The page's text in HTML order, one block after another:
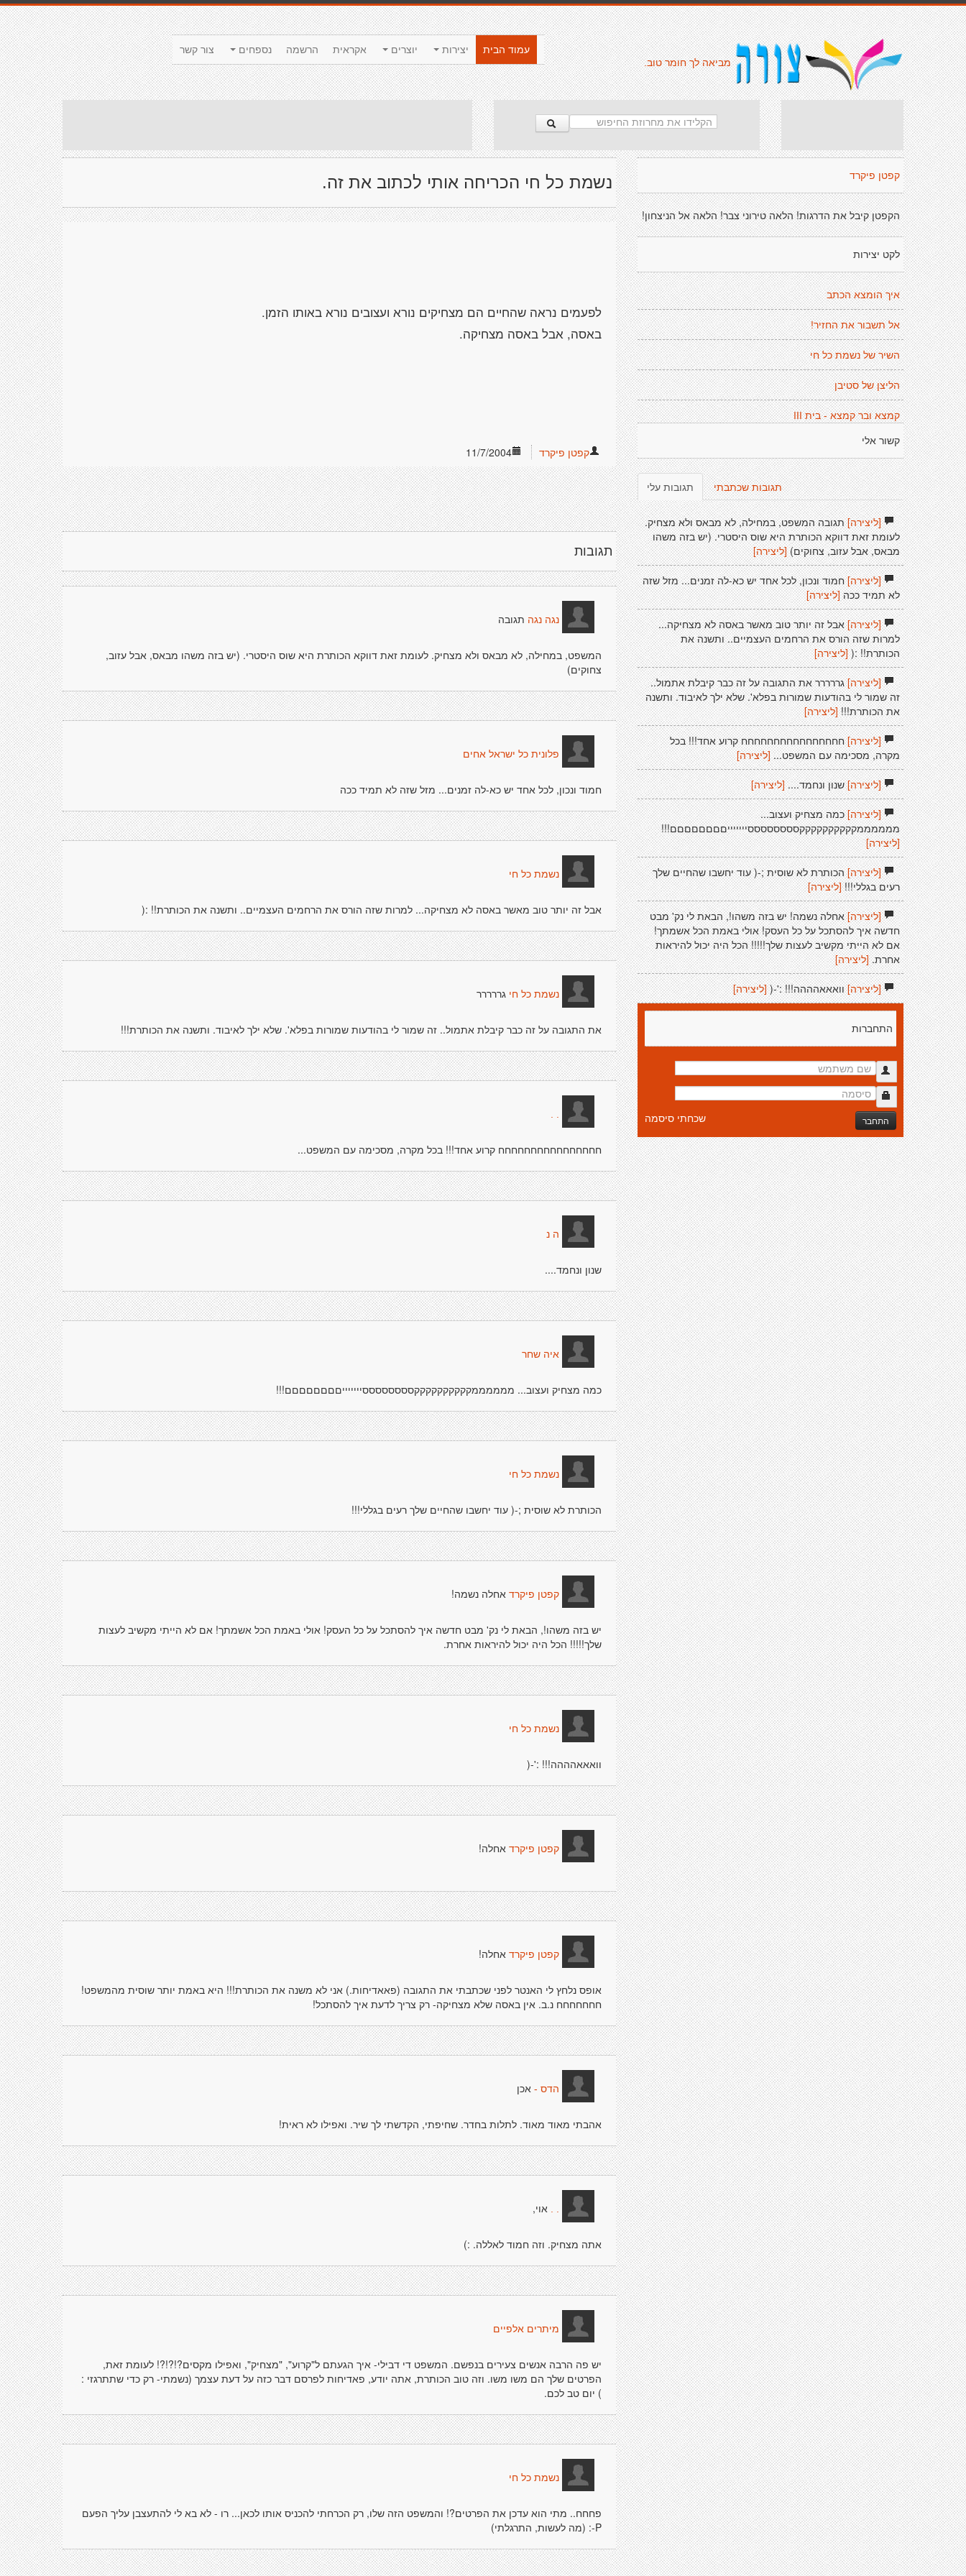
צור קשר נספחים הרשמה אקראית יוצרים יצירות
עמוד הבית
מביאה לך חומר טוב.
נשמת כל חי הכריחה אותי לכתוב את זה.
11/7/2004 קפטן פיקרד
תגובות
נגה נגה תגובה
המשפט, במחילה, לא מבאס ולא מצחיק. לעומת זאת דווקא הכותרת היא שוס היסטרי. (יש בזה משהו מבאס, אבל עזוב,
צחוקים)
פלונית כל ישראל אחים
חמוד ונכון, לכל אחד יש כא-לה זמנים... מזל שזה לא תמיד ככה
נשמת כל חי
אבל זה יותר טוב מאשר באסה לא מצחיקה... למרות שזה הורס את הרחמים העצמיים.. ותשנה את הכותרת!! :(
נשמת כל חי גררררר
את התגובה על זה כבר קיבלת אתמול.. זה שמור לי בהודעות שמורות בפלא'. שלא ילך לאיבוד. ותשנה את הכותרת!!!
חחחחחחחחחחחחחחחח קרוע אחד!!! בכל מקרה, מסכימה עם המשפט...
ה נ
שנון ונחמד....
איה שחר
כמה מצחיק ועצוב... ממממממקקקקקקקקקקססססססססיייייייםםםםםםםם!!!
נשמת כל חי
הכותרת לא שוסית ;-( עוד יחשבו שהחיים שלך רעים בגללי!!!
קפטן פיקרד אחלה נשמה!
יש בזה משהו!, הבאת לי נק' מבט חדשה איך להסתכל על כל העסק! אולי באמת הכל אשמתך! אם לא הייתי מקשיב לעצות
שלך!!!!! הכל היה יכול להיראות אחרת.
נשמת כל חי
וואאאהההה!!! :'-(
קפטן פיקרד אחלה!
קפטן פיקרד אחלה!
אופס נלחץ לי האנטר לפני שכתבתי את התגובה (פאאדיחות.) אני לא משנה את הכותרת!!! היא באמת יותר שוסית מהמשפט!
חחחחחחח נ.ב. אין באסה שלא מצחיקה- רק צריך לדעת איך להסתכל!
הדס - אכן
אהבתי מאוד מאוד. לתלות בחדר. שחיפתי, הקדשתי לך שיר. ואפילו לא ראית!
אוי,
אתה מצחיק. וזה חמוד לאללה. :)
מיתרים אלפיים
יש פה הרבה אנשים צעירים בנפשם. המשפט די דבילי- איך הגעתם ל"קרוע", "מצחיק", ואפילו מקסים?!?!?! לעומת זאת,
הפרטים שלך הם משו משו. וזה טוב הכותרת, אתה יודע, פאדיחות לפרסם דבר כזה על דעת עצמך (נשמתי- רק כדי שתתרגזי :
) יום טב לכם.
נשמת כל חי
פחחח.. מתי הוא עדכן את הפרטים?! והמשפט הזה שלו, רק הכרחתי להכניס אותו לכאן... רו - לא בא לי להתעצבן עליך הפעם
P-: (מה לעשות, התרגלתי)
קפטן פיקרד
הקפטן קיבל את הדרגות! הלאה טירוני צבר! הלאה אל הניצחון!
לקט יצירות
איך הומצא הכתב
אל תשבור את החזיר!
השיר של נשמת כל חי
הליצן של סטיבן
קמצא ובר קמצא - בית III
קשור אלי
תגובות עלי תגובות שכתבתי
[ליצירה]תגובה המשפט, במחילה, לא מבאס ולא מצחיק.
לעומת זאת דווקא הכותרת היא שוס היסטרי. (יש בזה משהו
מבאס, אבל עזוב, צחוקים) [ליצירה]
[ליצירה]חמוד ונכון, לכל אחד יש כא-לה זמנים... מזל שזה
לא תמיד ככה [ליצירה]
[ליצירה]אבל זה יותר טוב מאשר באסה לא מצחיקה...
למרות שזה הורס את הרחמים העצמיים.. ותשנה את
הכותרת!! :( [ליצירה]
[ליצירה]גררררר את התגובה על זה כבר קיבלת אתמול..
זה שמור לי בהודעות שמורות בפלא'. שלא ילך לאיבוד. ותשנה
את הכותרת!!! [ליצירה]
[ליצירה]חחחחחחחחחחחחחחחח קרוע אחד!!! בכל
מקרה, מסכימה עם המשפט... [ליצירה]
[ליצירה]שנון ונחמד.... [ליצירה]
[ליצירה]כמה מצחיק ועצוב...
ממממממקקקקקקקקקקססססססססיייייייםםםםםםםם!!!
[ליצירה]
[ליצירה]הכותרת לא שוסית ;-( עוד יחשבו שהחיים שלך
רעים בגללי!!! [ליצירה]
[ליצירה]אחלה נשמה! יש בזה משהו!, הבאת לי נק' מבט
חדשה איך להסתכל על כל העסק! אולי באמת הכל אשמתך!
אם לא הייתי מקשיב לעצות שלך!!!!! הכל היה יכול להיראות
אחרת. [ליצירה]
[ליצירה]וואאאהההה!!! :'-( [ליצירה]
התחברות
התחבר שכחתי סיסמה